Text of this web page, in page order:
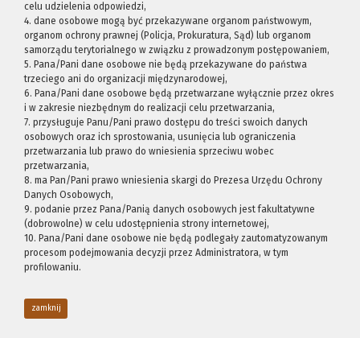
celu udzielenia odpowiedzi,
4. dane osobowe mogą być przekazywane organom państwowym,
organom ochrony prawnej (Policja, Prokuratura, Sąd) lub organom
samorządu terytorialnego w związku z prowadzonym postępowaniem,
5. Pana/Pani dane osobowe nie będą przekazywane do państwa
trzeciego ani do organizacji międzynarodowej,
6. Pana/Pani dane osobowe będą przetwarzane wyłącznie przez okres
i w zakresie niezbędnym do realizacji celu przetwarzania,
7. przysługuje Panu/Pani prawo dostępu do treści swoich danych
osobowych oraz ich sprostowania, usunięcia lub ograniczenia
przetwarzania lub prawo do wniesienia sprzeciwu wobec
przetwarzania,
8. ma Pan/Pani prawo wniesienia skargi do Prezesa Urzędu Ochrony
Danych Osobowych,
9. podanie przez Pana/Panią danych osobowych jest fakultatywne
(dobrowolne) w celu udostępnienia strony internetowej,
10. Pana/Pani dane osobowe nie będą podlegały zautomatyzowanym
procesom podejmowania decyzji przez Administratora, w tym
profilowaniu.
zamknij